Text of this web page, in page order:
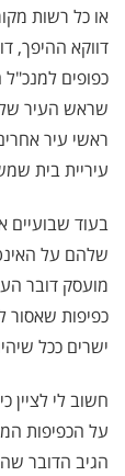
או כל רשות
דווקא ההיפך,
כפופים למנכ"ל
שראש העיר
ראשי עיר
עיריית בית
בעוד
שלהם על
מועסק דובר
כפיפות שאסור
ישרים ככל
חשוב לי לציין
על הכפיפות
הגיב הדובר